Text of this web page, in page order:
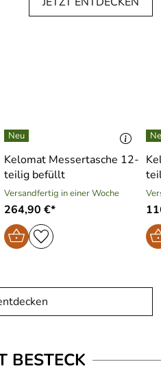
Kelomat Messertasche 12-
teilig befüllt
Versandfertig in einer Woche
264,90 €*
BESTECK